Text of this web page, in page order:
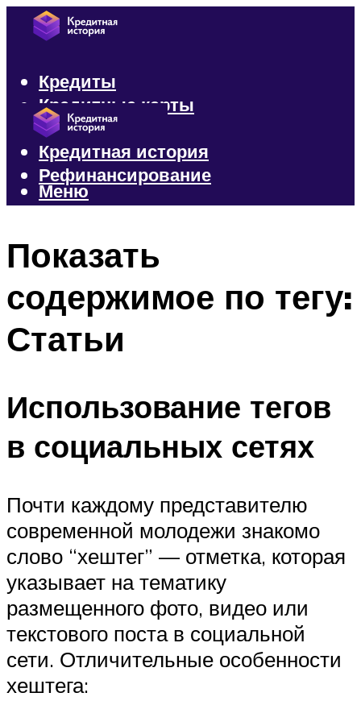
Кредиты
Кредитные карты
Микрозаймы
Кредитная история
Рефинансирование
Меню
Показать
содержимое по тегу:
Статьи
Использование тегов
в социальных сетях
Почти каждому представителю
современной молодежи знакомо
слово “хештег” — отметка, которая
указывает на тематику
размещенного фото, видео или
текстового поста в социальной
сети. Отличительные особенности
хештега: